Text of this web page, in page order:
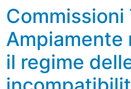
Commissioni
Ampiamente
il regime